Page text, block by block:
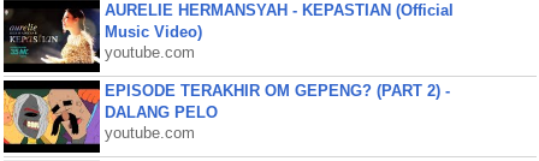
AURELIE HERMANSYAH - KEPASTIAN (Official
Music Video)
youtube.com
EPISODE TERAKHIR OM GEPENG? (PART 2) -
DALANG PELO
youtube.com